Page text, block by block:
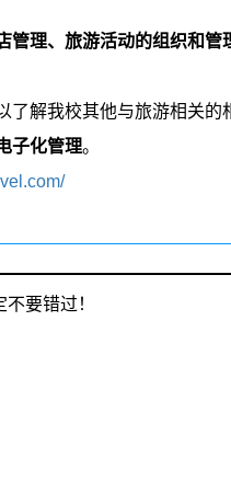
管理、旅游活动的组织和管
了解我校其他与旅游相关的
子化管理。
要错过！